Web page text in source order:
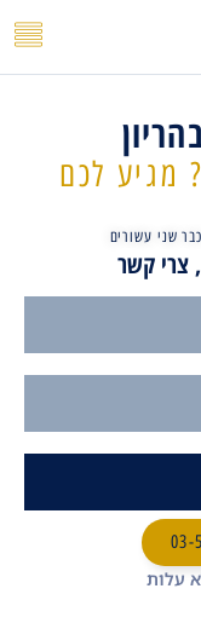
מגיע לכם
שני עשורים
צרי קשר
עלות